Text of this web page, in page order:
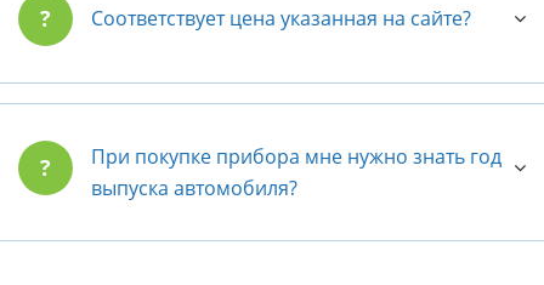
? Соответствует цена указанная на сайте?
?
При покупке прибора мне нужно знать год
выпуска автомобиля?